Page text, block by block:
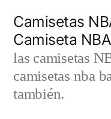
contenido
Camisetas
Camiseta NBA
las camisetas
camisetas nba
también.